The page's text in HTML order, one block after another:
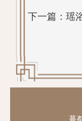
下一篇：瑶
蔓